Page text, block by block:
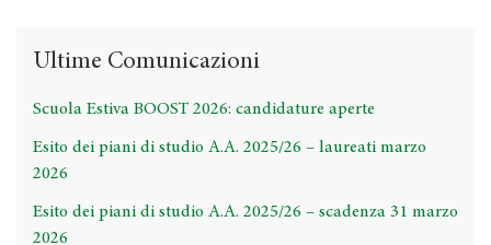
Ultime Comunicazioni
Scuola Estiva BOOST 2026: candidature aperte
Esito dei piani di studio A.A. 2025/26 – laureati marzo
2026
Esito dei piani di studio A.A. 2025/26 – scadenza 31 marzo
2026